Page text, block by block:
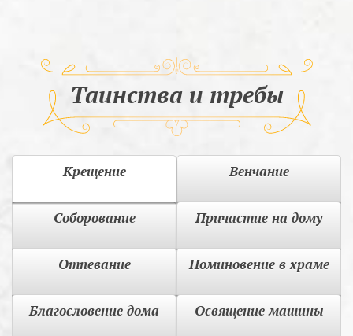
Таинства и требы
Крещение Венчание
Соборование Причастие на дому
Отпевание Поминовение в храме
Благословение дома Освящение машины